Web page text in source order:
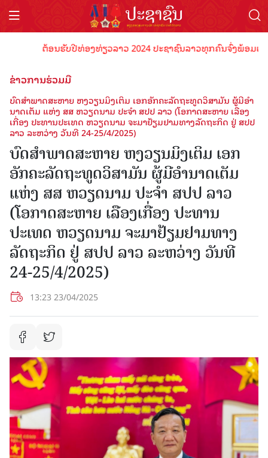
ຕ້ອນຮັບປີທ່ອງທ່ຽວລາວ 2024 ປະຊາຊົນລາວທຸກຄົນຈົ່ງພ້ອມເປັນເ
ຂ່າວການຮ່ວມມື
ບົດສໍາພາດສະຫາຍ ຫງວຽນມິງເຕິມ ເອກອັກຄະລັດຖະທູດວິສາມັນ ຜູ້ມີອໍາ
ນາດເຕັມ ແຫ່ງ ສສ ຫວຽດນາມ ປະຈໍາ ສປປ ລາວ (ໂອກາດສະຫາຍ ເລືອງ
ເກື່ອງ ປະທານປະເທດ ຫວຽດນາມ ຈະມາຢ້ຽມຢາມທາງລັດຖະກິດ ຢູ່ ສປປ
ລາວ ລະຫວ່າງ ວັນທີ 24-25/4/2025)
ບົດສໍາພາດສະຫາຍ ຫງວຽນມິງເຕິມ ເອກ
ອັກຄະລັດຖະທູດວິສາມັນ ຜູ້ມີອໍານາດເຕັມ
ແຫ່ງ ສສ ຫວຽດນາມ ປະຈໍາ ສປປ ລາວ
(ໂອກາດສະຫາຍ ເລືອງເກື່ອງ ປະທານ
ປະເທດ ຫວຽດນາມ ຈະມາຢ້ຽມຢາມທາງ
ລັດຖະກິດ ຢູ່ ສປປ ລາວ ລະຫວ່າງ ວັນທີ
24-25/4/2025)
13:23 23/04/2025